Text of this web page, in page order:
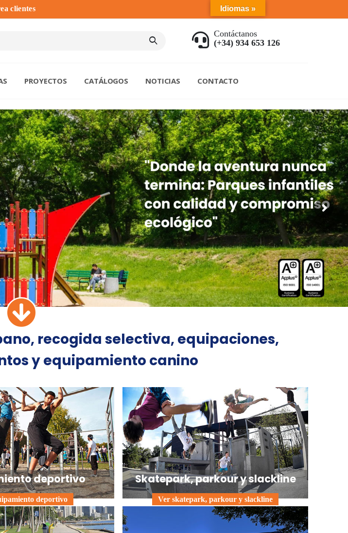
clientes
Contáctanos
(+34) 934 653 126
PROYECTOS CATÁLOGOS NOTICIAS CONTACTO
recogida selectiva, equipaciones,
y equipamiento canino
deportivo
deportivo
Skatepark, parkour y slackline
Ver skatepark, parkour y slackline
Idiomas »